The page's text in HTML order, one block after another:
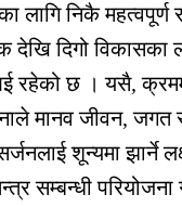
लागि निकै
दिगो विकासका
रहेको छ । यसै,
मानव जीवन, जगत
शून्यमा
सम्बन्धी